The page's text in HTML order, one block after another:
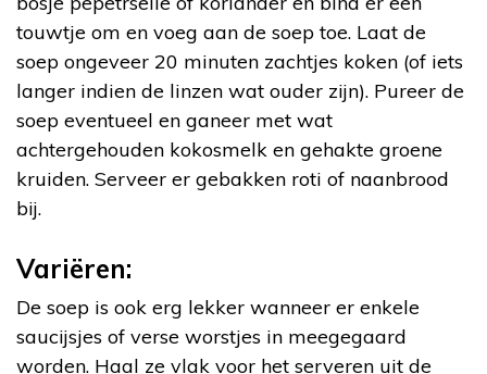
touwtje om en voeg aan de soep toe. Laat de
soep ongeveer 20 minuten zachtjes koken (of iets
langer indien de linzen wat ouder zijn). Pureer de
soep eventueel en ganeer met wat
achtergehouden kokosmelk en gehakte groene
kruiden. Serveer er gebakken roti of naanbrood
bij.
Variëren:
De soep is ook erg lekker wanneer er enkele
saucijsjes of verse worstjes in meegegaard
worden. Haal ze vlak voor het serveren uit de